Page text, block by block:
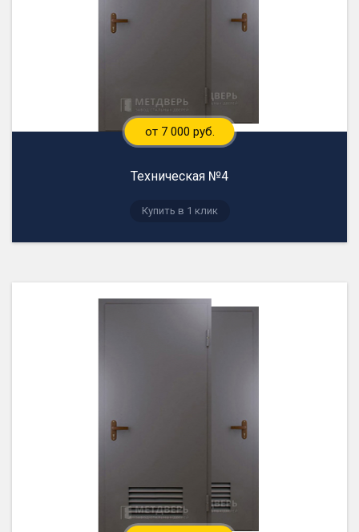
от 7 000 руб.
Техническая №4
Купить в 1 клик